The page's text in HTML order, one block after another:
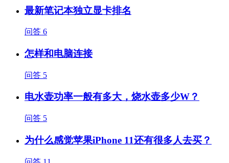
最新笔记本独立显卡排名
问答 6
怎样和电脑连接
问答 5
电水壶功率一般有多大，烧水壶多少W？
问答 5
为什么感觉苹果iPhone 11还有很多人去买？